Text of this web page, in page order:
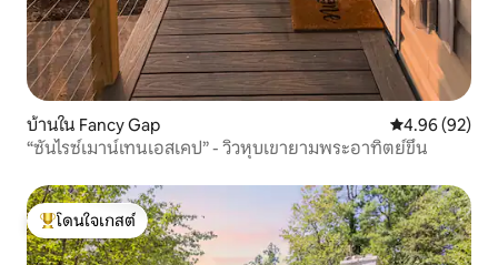
บ้านใน Fancy Gap คะแนนเฉลี่ย
4.96 (92)
“ซันไรซ์เมาน์เทนเอสเคป” - วิวหุบเขายามพระอาทิตย์ขึ้น
โดนใจเกสต์ที่สุด
โดนใจเกสต์